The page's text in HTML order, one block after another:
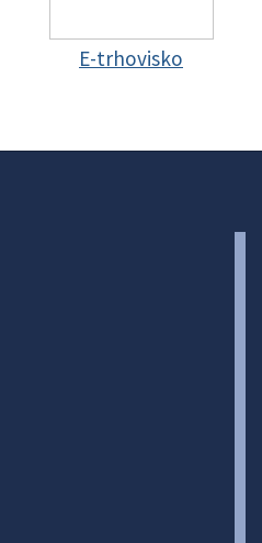
E-trhovisko